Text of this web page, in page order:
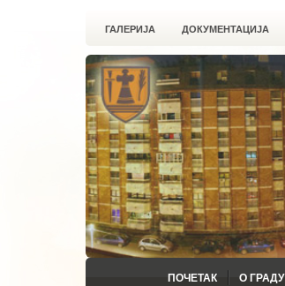
ГАЛЕРИЈА ДОКУМЕНТАЦИЈА
ПОЧЕТАК О ГРАДУ